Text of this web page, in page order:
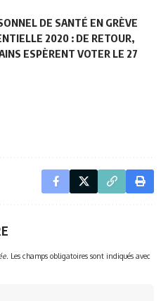
DE SANTÉ EN GRÈVE
2020 : DE RETOUR,
ESPÈRENT VOTER LE 27
Les champs obligatoires sont indiqués avec